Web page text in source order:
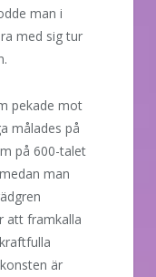
man i
med sig tur
pekade mot
målades på
på 600-talet
man
att framkalla
är